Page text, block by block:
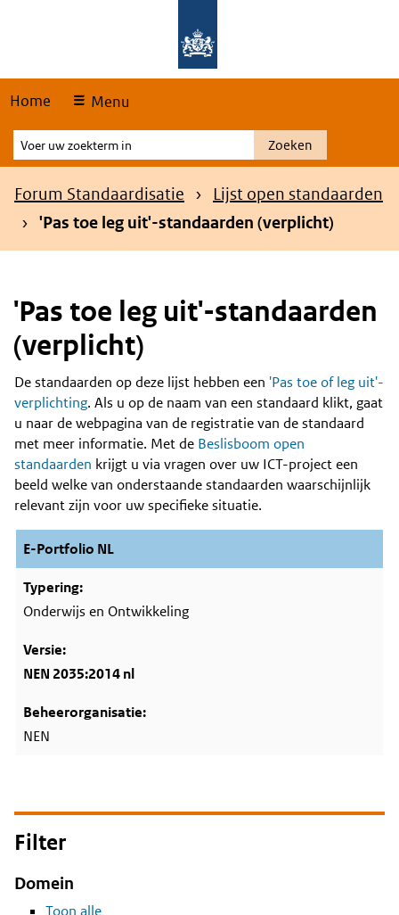
Home Menu
Voer
uw
zoekterm
Zoeken
Kruimelpad
Forum Standaardisatie
Lijst open standaarden
'Pas toe leg uit'-standaarden (verplicht)
'Pas toe leg uit'-standaarden
(verplicht)
Content
De standaarden op deze lijst hebben een 'Pas toe of leg uit'-
verplichting. Als u op de naam van een standaard klikt, gaat
u naar de webpagina van de registratie van de standaard
met meer informatie. Met de Beslisboom open
standaarden krijgt u via vragen over uw ICT-project een
beeld welke van onderstaande standaarden waarschijnlijk
relevant zijn voor uw specifieke situatie.
E-Portfolio NL
Onderwijs en Ontwikkeling
NEN 2035:2014 nl
NEN
Filter
Domein